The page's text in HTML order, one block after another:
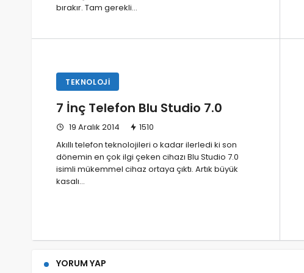
bırakır. Tam gerekli…
TEKNOLOJI
7 İnç Telefon Blu Studio 7.0
19 Aralık 2014
1510
Akıllı telefon teknolojileri o kadar ilerledi ki son
dönemin en çok ilgi çeken cihazı Blu Studio 7.0
isimli mükemmel cihaz ortaya çıktı. Artık büyük
kasalı…
YORUM YAP